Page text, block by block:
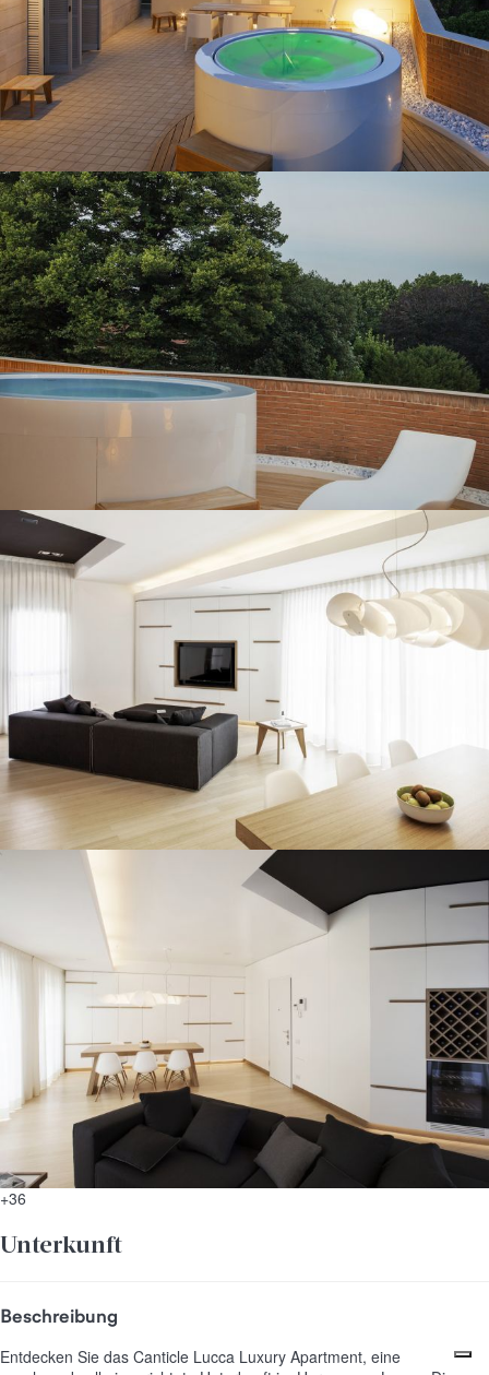
+36
Unterkunft
Beschreibung
Entdecken Sie das Canticle Lucca Luxury Apartment, eine